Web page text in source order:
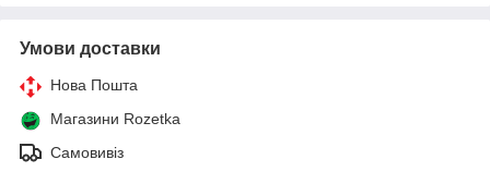
Умови доставки
Нова Пошта
Магазини Rozetka
Самовивіз